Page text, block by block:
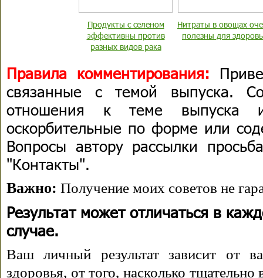
Продукты с селеном
эффективны против
разных видов рака
Нитраты в овощах
полезны для
Правила комментирования:
связанные с темой выпуска.
отношения к теме выпуска
оскорбительные по форме или
Вопросы автору рассылки
"Контакты".
Важно: Получение моих советов не
Результат может отличаться в
случае.
Ваш личный результат зависит от
здоровья, от того, насколько